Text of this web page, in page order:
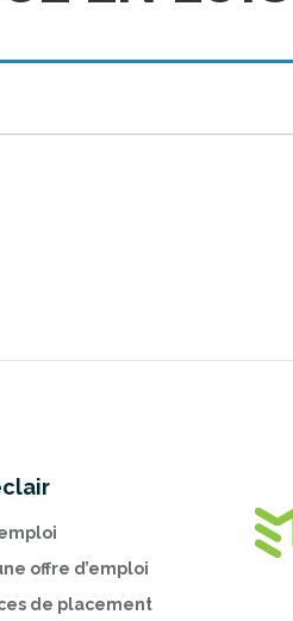
offre d’emploi
de placement